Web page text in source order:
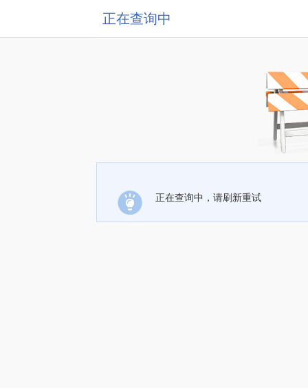
正在查询中
正在查询中，请刷新重试